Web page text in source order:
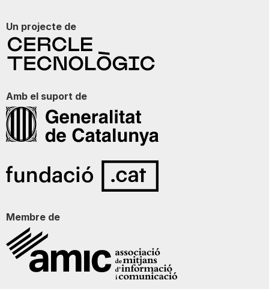
Un projecte de
Amb el suport de
Membre de